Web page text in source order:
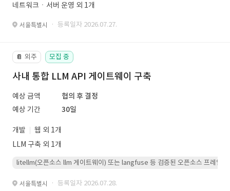
네트워크ㆍ서버 운영 외 1개
서울특별시 · 등록일자 2026.07.27.
📔 외주 모집 중
사내 통합 LLM API 게이트웨이 구축
예상 금액
협의 후 결정
예상 기간
30일
개발
웹 외 1개
LLM 구축 외 1개
litellm(오픈소스 llm 게이트웨이) 또는 langfuse 등 검증된 오픈소스 프레임워
서울특별시 · 등록일자 2026.07.28.